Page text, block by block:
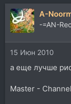
A-
-=AN-
15 Июн 2010
а еще лучше
Master -